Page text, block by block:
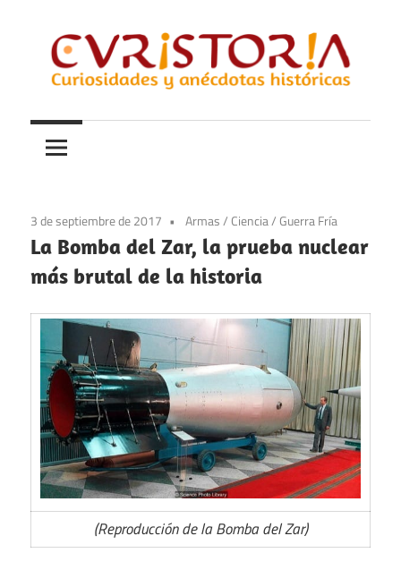
contenido
Curistoria
y
anécdotas
historia
3 de septiembre de 2017 Armas/ Ciencia/Guerra Fría
La Bomba del Zar, la prueba nuclear
más brutal de la historia
(Reproducción de la Bomba del Zar)